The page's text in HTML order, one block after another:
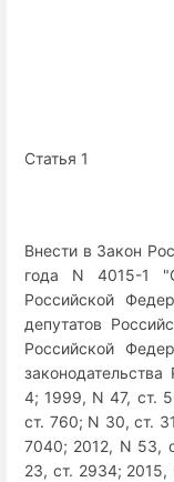
Статья 1
Внести в Закон
года N 4015-1
Российской
депутатов
Российской
4; 1999, N 47, ст.
ст. 760; N 30, ст.
7040; 2012, N 53,
23, ст. 2934; 2015,